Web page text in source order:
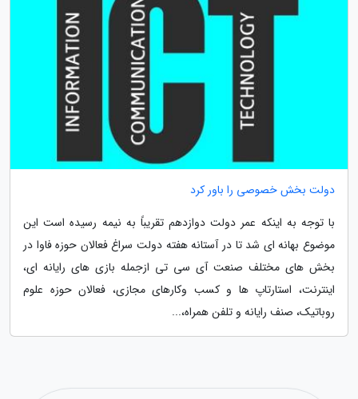
دولت بخش خصوصی را باور کرد
با توجه به اینکه عمر دولت دوازدهم تقریباً به نیمه رسیده است این
موضوع بهانه ای شد تا در آستانه هفته دولت سراغ فعالان حوزه فاوا در
بخش های مختلف صنعت آی سی تی ازجمله بازی های رایانه ای،
اینترنت، استارتاپ ها و کسب وکارهای مجازی، فعالان حوزه علوم
روباتیک، صنف رایانه و تلفن همراه،...